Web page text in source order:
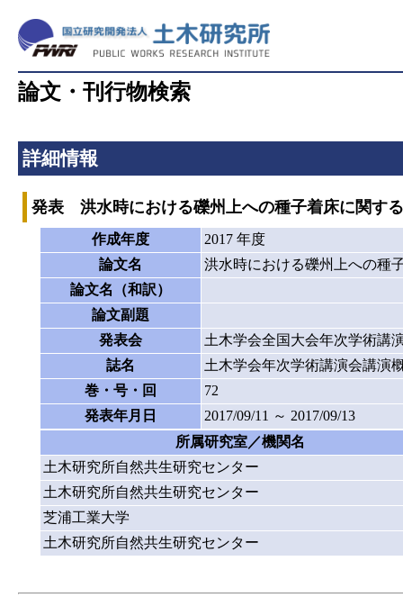
論文・刊行物検索
詳細情報
発表 洪水時における礫州上への種子着床に関す
作成年度
2017 年度
論文名
洪水時における礫州上への種
論文名（和訳）
論文副題
発表会
土木学会全国大会年次学術講
誌名
土木学会年次学術講演会講演
巻・号・回
72
発表年月日
2017/09/11 ～ 2017/09/13
所属研究室／機関名
土木研究所自然共生研究センター
土木研究所自然共生研究センター
芝浦工業大学
土木研究所自然共生研究センター